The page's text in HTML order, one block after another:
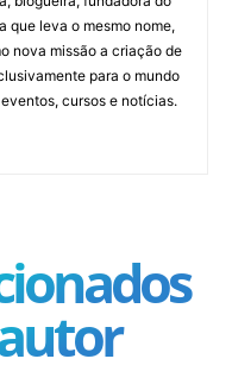
que leva o mesmo nome,
nova missão a criação de
para o mundo
cursos e notícias.